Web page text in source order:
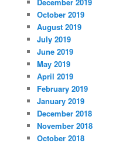
October 2019
August 2019
July 2019
June 2019
May 2019
April 2019
February 2019
January 2019
December 2018
November 2018
October 2018